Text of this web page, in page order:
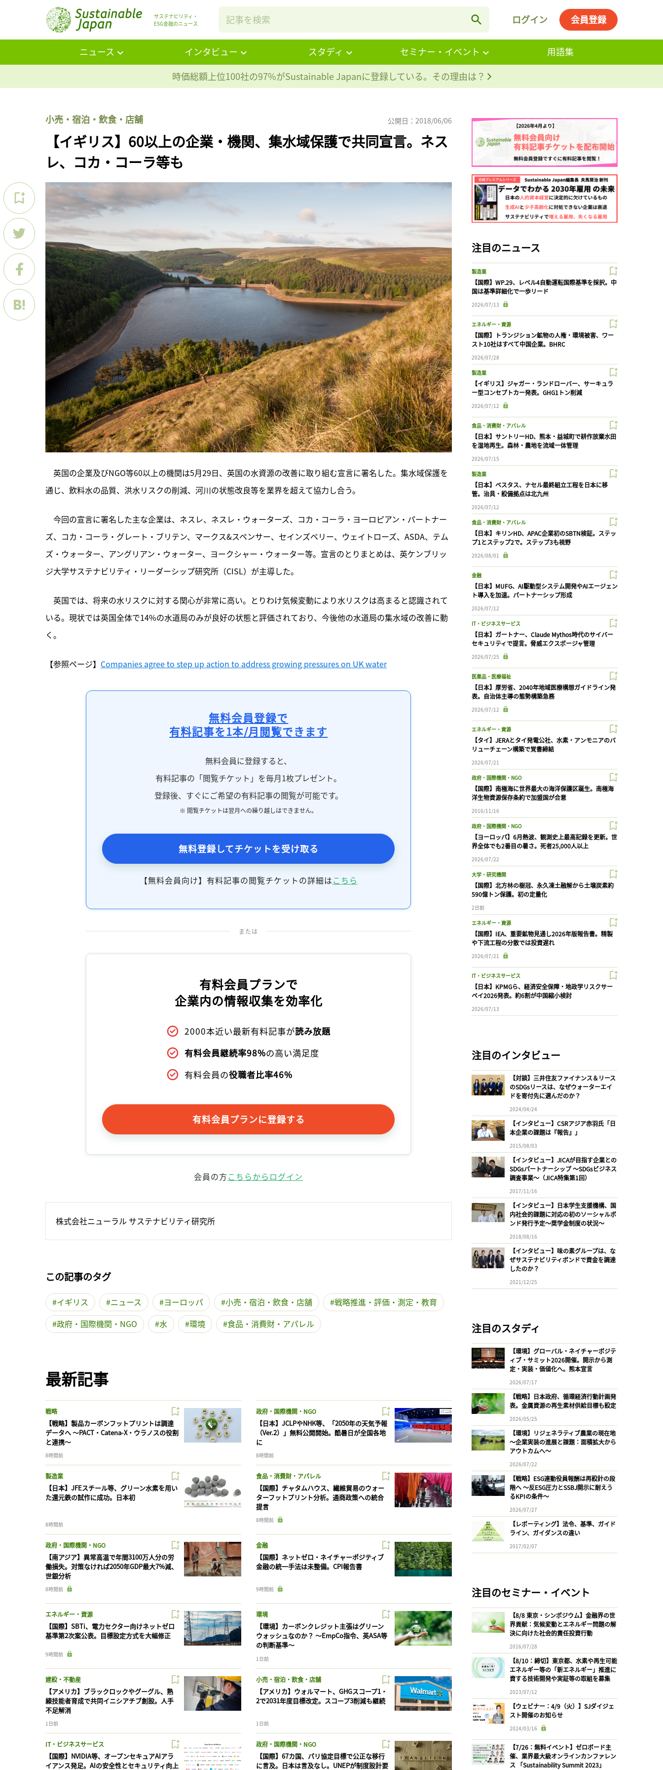
サステナビリティ・
ESG金融のニュース
ログイン 会員登録
ニュース インタビュー スタディ セミナー・イベント
用語集
時価総額上位100社の97%がSustainable Japanに登録している。その理由は？
小売・宿泊・飲食・店舗 公開日：2018/06/06
【イギリス】60以上の企業・機関、集水域保護で共同宣言。ネス
レ、コカ・コーラ等も
英国の企業及びNGO等60以上の機関は5月29日、英国の水資源の改善に取り組む宣言に署名した。集水域保護を
通じ、飲料水の品質、洪水リスクの削減、河川の状態改良等を業界を超えて協力し合う。
今回の宣言に署名した主な企業は、ネスレ、ネスレ・ウォーターズ、コカ・コーラ・ヨーロピアン・パートナー
ズ、コカ・コーラ・グレート・ブリテン、マークス&スペンサー、セインズベリー、ウェイトローズ、ASDA、テム
ズ・ウォーター、アングリアン・ウォーター、ヨークシャー・ウォーター等。宣言のとりまとめは、英ケンブリッ
ジ大学サステナビリティ・リーダーシップ研究所（CISL）が主導した。
英国では、将来の水リスクに対する関心が非常に高い。とりわけ気候変動により水リスクは高まると認識されて
いる。現状では英国全体で14%の水道局のみが良好の状態と評価されており、今後他の水道局の集水域の改善に動
く。
【参照ページ】 Companies agree to step up action to address growing pressures on UK water
無料会員登録で
有料記事を1本/月閲覧できます
無料会員に登録すると、
有料記事の「閲覧チケット」を毎月1枚プレゼント。
登録後、すぐにご希望の有料記事の閲覧が可能です。
※ 閲覧チケットは翌月への繰り越しはできません。
無料登録してチケットを受け取る
【無料会員向け】有料記事の閲覧チケットの詳細はこちら
または
有料会員プランで
企業内の情報収集を効率化
2000本近い最新有料記事が読み放題
有料会員継続率98%の高い満足度
有料会員の役職者比率46%
有料会員プランに登録する
会員の方こちらからログイン
株式会社ニューラル サステナビリティ研究所
この記事のタグ
イギリス ニュース ヨーロッパ 小売・宿泊・飲食・店舗
戦略推進・評価・測定・教育
政府・国際機関・NGO
水 環境 食品・消費財・アパレル
最新記事
戦略
【戦略】製品カーボンフットプリントは調達
データへ 〜PACT・Catena-X・ウラノスの役割
と連携〜
8時間前
政府・国際機関・NGO
【日本】JCLPやNHK等、「2050年の天気予報
（Ver.2）」無料公開開始。酷暑日が全国各地
に
8時間前
製造業
【日本】JFEスチール等、グリーン水素を用い
た還元鉄の試作に成功。日本初
8時間前
食品・消費財・アパレル
【国際】チャタムハウス、繊維貿易のウォー
ターフットプリント分析。通商政策への統合
提言
8時間前
政府・国際機関・NGO
【南アジア】異常高温で年間3100万人分の労
働損失。対策なければ2050年GDP最大7%減、
世銀分析
8時間前
金融
【国際】ネットゼロ・ネイチャーポジティブ
金融の統一手法は未整備。CPI報告書
9時間前
エネルギー・資源
【国際】SBTi、電力セクター向けネットゼロ
基準第2次案公表。目標設定方式を大幅修正
9時間前
環境
【環境】カーボンクレジット主張はグリーン
ウォッシュなのか？ 〜EmpCo指令、英ASA等
の判断基準〜
1日前
建設・不動産
【アメリカ】ブラックロックやグーグル、熟
練技能者育成で共同イニシアチブ創設。人手
不足解消
1日前
小売・宿泊・飲食・店舗
【アメリカ】ウォルマート、GHGスコープ1・
2で2031年度目標改定。スコープ3削減も継続
1日前
IT・ビジネスサービス
【国際】NVIDIA等、オープンセキュアAIアラ
イアンス発足。AIの安全性とセキュリティ向上
政府・国際機関・NGO
【国際】67カ国、パリ協定目標で公正な移行
に言及。日本は言及なし。UNEPが制度設計要
注目のニュース
製造業
【国際】WP.29、レベル4自動運転国際基準を採択。中
国は基準詳細化で一歩リード
2026/07/13
エネルギー・資源
【国際】トランジション鉱物の人権・環境被害、ワー
スト10社はすべて中国企業。BHRC
2026/07/28
製造業
【イギリス】ジャガー・ランドローバー、サーキュラ
ー型コンセプトカー発表。GHG1トン削減
2026/07/12
食品・消費財・アパレル
【日本】サントリーHD、熊本・益城町で耕作放棄水田
を湿地再生。森林・農地を流域一体管理
2026/07/15
製造業
【日本】ベスタス、ナセル最終組立工程を日本に移
管。治具・設備拠点は北九州
2026/07/12
食品・消費財・アパレル
【日本】キリンHD、APAC企業初のSBTN検証。ステッ
プ1とステップ2で。ステップ3も視野
2026/08/01
金融
【日本】MUFG、AI駆動型システム開発やAIエージェン
ト導入を加速。パートナーシップ形成
2026/07/12
IT・ビジネスサービス
【日本】ガートナー、Claude Mythos時代のサイバー
セキュリティで提言。脅威エクスポージャ管理
2026/07/25
医薬品・医療福祉
【日本】厚労省、2040年地域医療構想ガイドライン発
表。自治体主導の態勢構築急務
2026/07/12
エネルギー・資源
【タイ】JERAとタイ発電公社、水素・アンモニアのバ
リューチェーン構築で覚書締結
2026/07/21
政府・国際機関・NGO
【国際】南極海に世界最大の海洋保護区誕生。南極海
洋生物資源保存条約で加盟国が合意
2016/11/16
政府・国際機関・NGO
【ヨーロッパ】6月熱波、観測史上最高記録を更新。世
界全体でも2番目の暑さ。死者25,000人以上
2026/07/22
大学・研究機関
【国際】北方林の樹冠、永久凍土融解から土壌炭素約
590億トン保護。初の定量化
2日前
エネルギー・資源
【国際】IEA、重要鉱物見通し2026年版報告書。精製
や下流工程の分散では投資遅れ
2026/07/21
IT・ビジネスサービス
【日本】KPMGら、経済安全保障・地政学リスクサー
ベイ2026発表。約6割が中国縮小検討
2026/07/13
注目のインタビュー
【対談】三井住友ファイナンス＆リース
のSDGsリースは、なぜウォーターエイ
ドを寄付先に選んだのか？
2024/04/24
【インタビュー】CSRアジア赤羽氏「日
本企業の課題は『報告』」
2015/08/03
【インタビュー】JICAが目指す企業との
SDGsパートナーシップ 〜SDGsビジネス
調査事業〜（JICA特集第1回）
2017/11/16
【インタビュー】日本学生支援機構、国
内社会的課題に対応の初のソーシャルボ
ンド発行予定〜奨学金制度の状況〜
2018/08/16
【インタビュー】味の素グループは、な
ぜサステナビリティボンドで資金を調達
したのか？
2021/12/25
注目のスタディ
【環境】グローバル・ネイチャーポジテ
ィブ・サミット2026開催。開示から測
定・実装・価値化へ。熊本宣言
2026/07/17
【戦略】日本政府、循環経済行動計画発
表。金属資源の再生素材供給目標も設定
2026/05/25
【環境】リジェネラティブ農業の現在地
〜企業実装の進展と課題：面積拡大から
アウトカムへ〜
2026/07/22
【戦略】ESG連動役員報酬は再設計の段
階へ 〜反ESG圧力とSSBJ開示に耐えう
るKPIの条件〜
2026/07/27
【レポーティング】法令、基準、ガイド
ライン、ガイダンスの違い
2017/02/07
注目のセミナー・イベント
【8/8 東京・シンポジウム】金融界の世
界貢献：気候変動とエネルギー問題の解
決に向けた社会的責任投資行動
2016/07/28
【8/10：締切】東京都、水素や再生可能
エネルギー等の「新エネルギー」推進に
資する技術開発や実証等の取組を募集
2023/07/12
【ウェビナー：4/9（火）】SJダイジェ
スト開催のお知らせ
2024/03/16
【7/26：無料イベント】ゼロボード主
催、業界最大級オンラインカンファレン
ス 「Sustainability Summit 2023」
記事をお気に入りに保存するには
ログインが必要です
ログイン 会員登録